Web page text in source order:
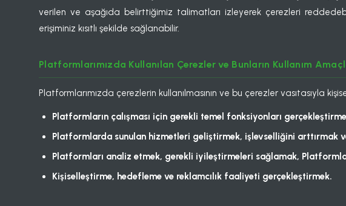
verilen ve aşağıda belirttiğimiz talimatları izleyerek çerezleri
erişiminiz kısıtlı şekilde sağlanabilir.
Platformlarımızda Kullanılan Çerezler ve Bunların Kullanım
Platformlarımızda çerezlerin kullanılmasının ve bu çerezler vasıtasıyla
Platformların çalışması için gerekli temel fonksiyonları
Platformlarda sunulan hizmetleri geliştirmek, işlevselliğini arttırmak
Platformları analiz etmek, gerekli iyileştirmeleri sağlamak,
Kişiselleştirme, hedefleme ve reklamcılık faaliyeti gerçekleştirmek.